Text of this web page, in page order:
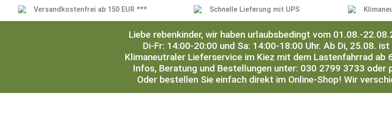
Versandkostenfrei ab 150 EUR *** Schnelle Lieferung mit UPS
Liebe rebenkinder, wir haben urlaubsbedingt vom 01.08.-
Di-Fr: 14:00-20:00 und Sa: 14:00-18:00 Uhr. Ab Di, 25.08.
Klimaneutraler Lieferservice im Kiez mit dem Lastenfahrrad ab
Infos, Beratung und Bestellungen unter: 030 2799 3733 oder
Oder bestellen Sie einfach direkt im Online-Shop! Wir